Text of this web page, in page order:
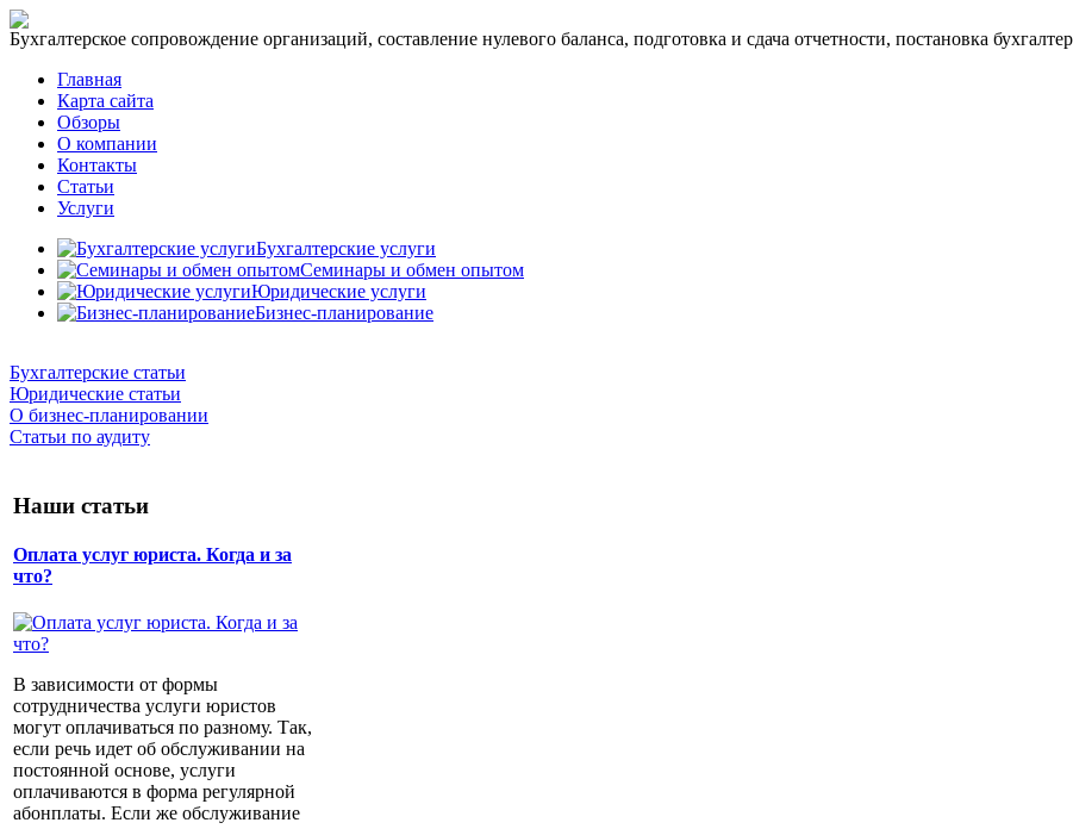
Бухгалтерское сопровождение организаций, составление нулевого баланса, подготовка и сдача отчетности, постановка
Главная
Карта сайта
Обзоры
О компании
Контакты
Статьи
Услуги
Бухгалтерские услуги
Семинары и обмен опытом
Юридические услуги
Бизнес-планирование
Бухгалтерские статьи
Юридические статьи
О бизнес-планировании
Статьи по аудиту
Наши статьи
Оплата услуг юриста. Когда и за
что?
В зависимости от формы
сотрудничества услуги юристов
могут оплачиваться по разному. Так,
если речь идет об обслуживании на
постоянной основе, услуги
оплачиваются в форма регулярной
абонплаты. Если же обслуживание